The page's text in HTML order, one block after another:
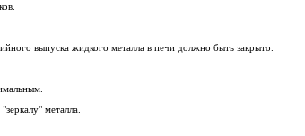
выпуска жидкого металла в печи должно быть закрыто.
металла.